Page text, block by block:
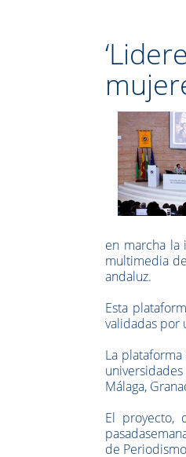
en marcha la
multimedia
andaluz.
Esta
validadas por
La
Málaga,
El proyecto,
pasada
de